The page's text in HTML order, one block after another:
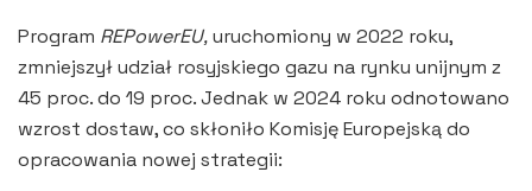
Program REPowerEU,uruchomiony w 2022 roku,
zmniejszył udział rosyjskiego gazu na rynku unijnym z
45 proc. do 19 proc. Jednak w 2024 roku odnotowano
wzrost dostaw, co skłoniło Komisję Europejską do
opracowania nowej strategii: